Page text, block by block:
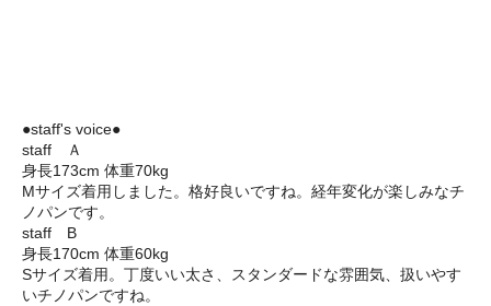
●staff's voice●
staff Ａ
身長173cm 体重70kg
Mサイズ着用しました。格好良いですね。経年変化が楽しみなチ
ノパンです。
staff B
身長170cm 体重60kg
Sサイズ着用。丁度いい太さ、スタンダードな雰囲気、扱いやす
いチノパンですね。